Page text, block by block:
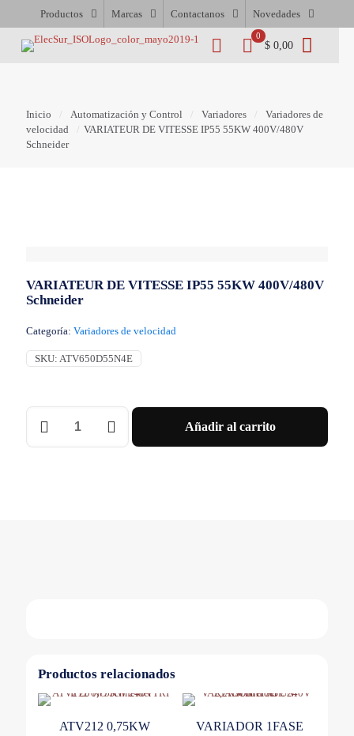
Productos Marcas Contactanos Novedades
0
$ 0,00
Inicio Automatización y Control Variadores
Variadores de
velocidad
VARIATEUR DE VITESSE IP55 55KW 400V/480V
Schneider
VARIATEUR DE VITESSE IP55 55KW 400V/480V
Schneider
Categoría: Variadores de velocidad
SKU: ATV650D55N4E
VARIATEUR
VITESSE
Añadir al carrito
Productos relacionados
ATV212 0,75KW
VARIADOR 1FASE